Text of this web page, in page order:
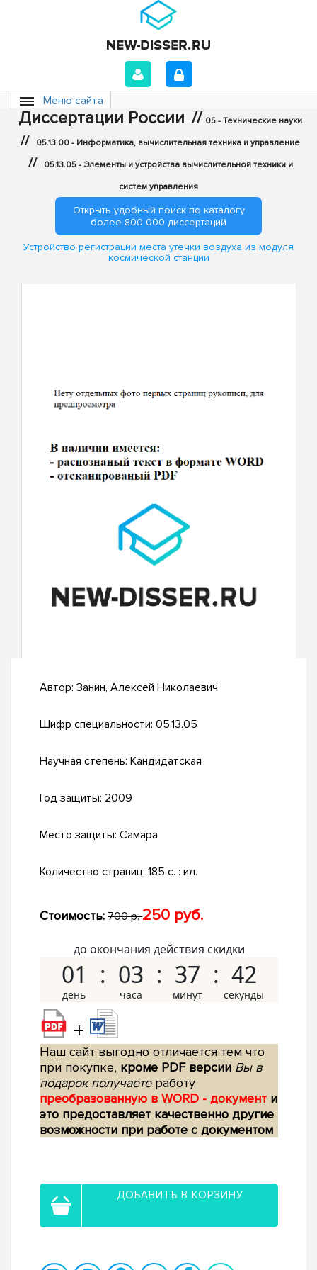
Меню сайта
Диссертации России // 05 - Технические науки
// 05.13.00 - Информатика, вычислительная техника и управление
// 05.13.05 - Элементы и устройства вычислительной техники и
систем управления
Открыть удобный поиск по каталогу
более 800 000 диссертаций
Устройство регистрации места утечки воздуха из модуля
космической станции
Автор: Занин, Алексей Николаевич
Шифр специальности: 05.13.05
Научная степень: Кандидатская
Год защиты: 2009
Место защиты: Самара
Количество страниц: 185 с. : ил.
Стоимость: 700 р.250 руб.
до окончания действия скидки
01 03 37 41
+
Наш сайт выгодно отличается тем что
при покупке, кроме PDF версии Вы в
подарок получаетеработу
преобразованную в WORD - документ и
это предоставляет качественно другие
возможности при работе с документом
ДОБАВИТЬ В КОРЗИНУ